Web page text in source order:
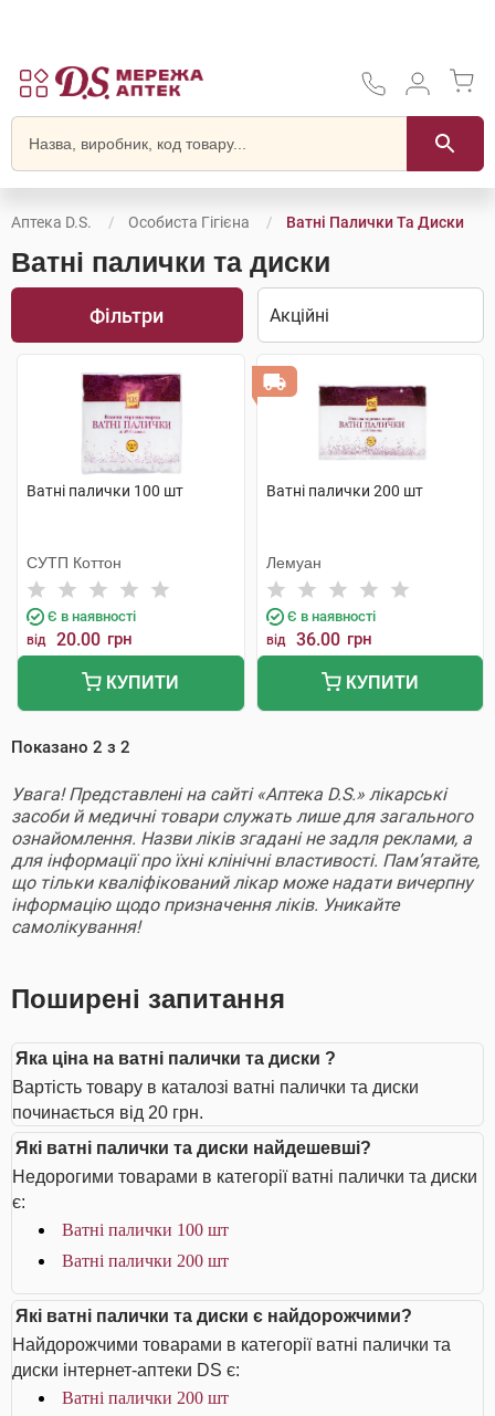
Аптека D.S. Особиста Гігієна Ватні Палички Та Диски
Ватні палички та диски
Фільтри
Ватні палички 100 шт
СУТП Коттон
Є в наявності
від 20.00 грн
КУПИТИ
Ватні палички 200 шт
Лемуан
Є в наявності
від 36.00 грн
КУПИТИ
Показано 2 з 2
Увага! Представлені на сайті «Аптека D.S.» лікарські
засоби й медичні товари служать лише для загального
ознайомлення. Назви ліків згадані не задля реклами, а
для інформації про їхні клінічні властивості. Пам’ятайте,
що тільки кваліфікований лікар може надати вичерпну
інформацію щодо призначення ліків. Уникайте
самолікування!
Поширені запитання
Яка ціна на ватні палички та диски ?
Вартість товару в каталозі ватні палички та диски
починається від 20 грн.
Які ватні палички та диски найдешевші?
Недорогими товарами в категорії ватні палички та диски
є:
Ватні палички 100 шт
Ватні палички 200 шт
Які ватні палички та диски є найдорожчими?
Найдорожчими товарами в категорії ватні палички та
диски інтернет-аптеки DS є:
Ватні палички 200 шт